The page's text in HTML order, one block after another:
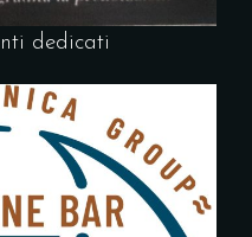
dedicati